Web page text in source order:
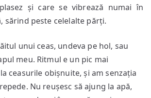
și care se vibrează numai în
sărind peste celelalte părți.
unui ceas, undeva pe hol, sau
meu. Ritmul e un pic mai
ceasurile obișnuite, și am senzația
Nu reușesc să ajung la apă,